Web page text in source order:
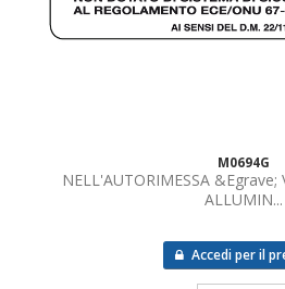
M0694G
NELL'AUTORIMESSA &Egrave;
ALLUMIN...
Accedi per il